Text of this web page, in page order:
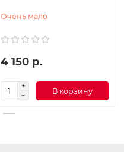
Очень мало
4 150 р.
В корзину